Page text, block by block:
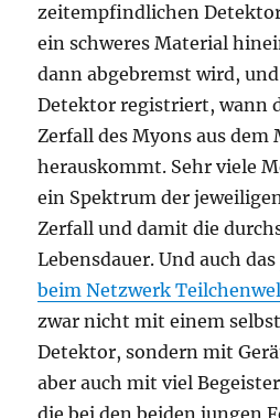
zeitempfindlichen
ein schweres Material
dann abgebremst wird,
Detektor registriert, wann
Zerfall des Myons aus dem
herauskommt. Sehr viele
ein Spektrum der
Zerfall und damit die
Lebensdauer. Und auch das
beim Netzwerk
zwar nicht mit einem
Detektor, sondern mit
aber auch mit viel